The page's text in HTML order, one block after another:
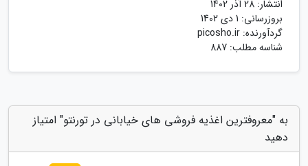
انتشار: 28 آذر 1402
بروزرسانی: 1 دی 1402
گردآورنده: picosho.ir
شناسه مطلب: 887
به "معروفترین اغذیه فروشی های خیابانی در تورنتو" امتیاز
دهید